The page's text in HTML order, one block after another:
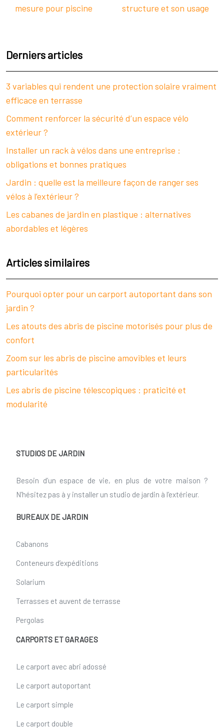
mesure pour piscine
structure et son usage
Derniers articles
3 variables qui rendent une protection solaire vraiment
efficace en terrasse
Comment renforcer la sécurité d’un espace vélo
extérieur ?
Installer un rack à vélos dans une entreprise :
obligations et bonnes pratiques
Jardin : quelle est la meilleure façon de ranger ses
vélos à l’extérieur ?
Les cabanes de jardin en plastique : alternatives
abordables et légères
Articles similaires
Pourquoi opter pour un carport autoportant dans son
jardin ?
Les atouts des abris de piscine motorisés pour plus de
confort
Zoom sur les abris de piscine amovibles et leurs
particularités
Les abris de piscine télescopiques : praticité et
modularité
STUDIOS DE JARDIN
Besoin d’un espace de vie, en plus de votre maison ?
N’hésitez pas à y installer un studio de jardin à l’extérieur.
BUREAUX DE JARDIN
Cabanons
Conteneurs d’expéditions
Solarium
Terrasses et auvent de terrasse
Pergolas
CARPORTS ET GARAGES
Le carport avec abri adossé
Le carport autoportant
Le carport simple
Le carport double